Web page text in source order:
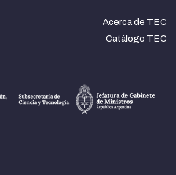
Acerca de TEC
Catálogo TEC